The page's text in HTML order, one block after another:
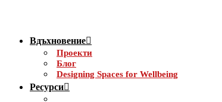
Вдъхновение
Проекти
Блог
Designing Spaces for Wellbeing
Ресурси